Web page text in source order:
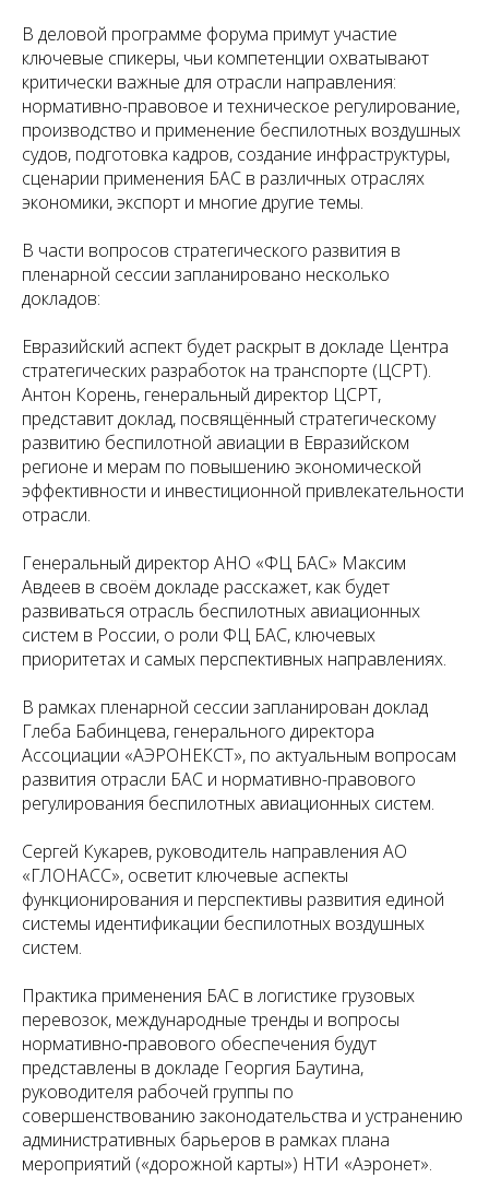
В деловой программе форума примут участие
ключевые спикеры, чьи компетенции охватывают
критически важные для отрасли направления:
нормативно-правовое и техническое регулирование,
производство и применение беспилотных воздушных
судов, подготовка кадров, создание инфраструктуры,
сценарии применения БАС в различных отраслях
экономики, экспорт и многие другие темы.
В части вопросов стратегического развития в
пленарной сессии запланировано несколько
докладов:
Евразийский аспект будет раскрыт в докладе Центра
стратегических разработок на транспорте (ЦСРТ).
Антон Корень, генеральный директор ЦСРТ,
представит доклад, посвящённый стратегическому
развитию беспилотной авиации в Евразийском
регионе и мерам по повышению экономической
эффективности и инвестиционной привлекательности
отрасли.
Генеральный директор АНО «ФЦ БАС» Максим
Авдеев в своём докладе расскажет, как будет
развиваться отрасль беспилотных авиационных
систем в России, о роли ФЦ БАС, ключевых
приоритетах и самых перспективных направлениях.
В рамках пленарной сессии запланирован доклад
Глеба Бабинцева, генерального директора
Ассоциации «АЭРОНЕКСТ», по актуальным вопросам
развития отрасли БАС и нормативно-правового
регулирования беспилотных авиационных систем.
Сергей Кукарев, руководитель направления АО
«ГЛОНАСС», осветит ключевые аспекты
функционирования и перспективы развития единой
системы идентификации беспилотных воздушных
систем.
Практика применения БАС в логистике грузовых
перевозок, международные тренды и вопросы
нормативно‑правового обеспечения будут
представлены в докладе Георгия Баутина,
руководителя рабочей группы по
совершенствованию законодательства и устранению
административных барьеров в рамках плана
мероприятий («дорожной карты») НТИ «Аэронет».